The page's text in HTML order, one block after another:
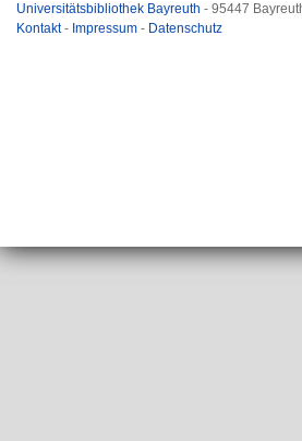
Universitätsbibliothek Bayreuth - 95447
Kontakt- Impressum - Datenschutz